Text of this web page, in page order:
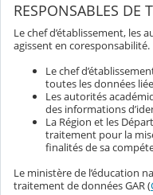
RESPONSABLES DE
Le chef d’établissement, les
agissent en coresponsabilité.
Le chef
toutes les données
Les autorités
des informations
La Région et les
traitement pour la
finalités de sa
Le ministère de l’éducation
traitement de données GAR (